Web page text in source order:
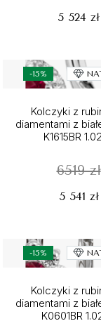
5 524 zł
-15%
Kolczyki z
diamentami z
K1615BR
6519 zł
5 541 zł
-15%
Kolczyki z
diamentami z
K0601BR